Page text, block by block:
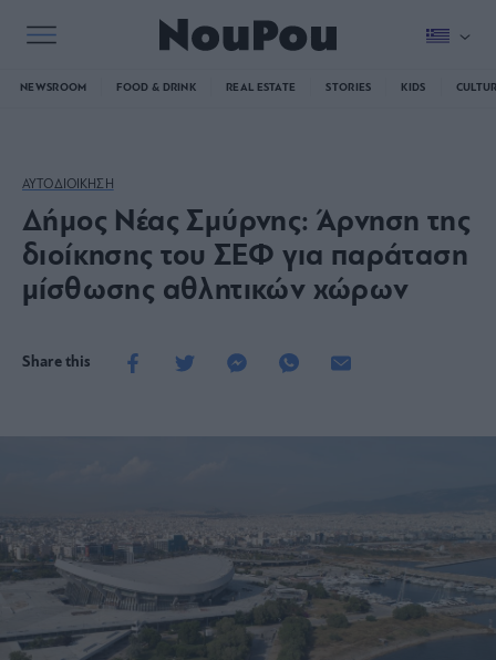
NEWSROOM FOOD & DRINK REAL ESTATE STORIES KIDS
ΑΥΤΟΔΙΟΙΚΗΣΗ
Δήμος Νέας Σμύρνης: Άρνηση της
διοίκησης του ΣΕΦ για παράταση
μίσθωσης αθλητικών χώρων
Share this